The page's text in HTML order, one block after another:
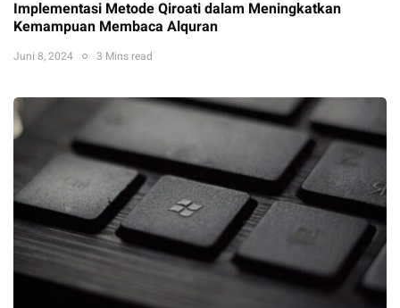
Implementasi Metode Qiroati dalam Meningkatkan
Kemampuan Membaca Alquran
Juni 8, 2024 3 Mins read